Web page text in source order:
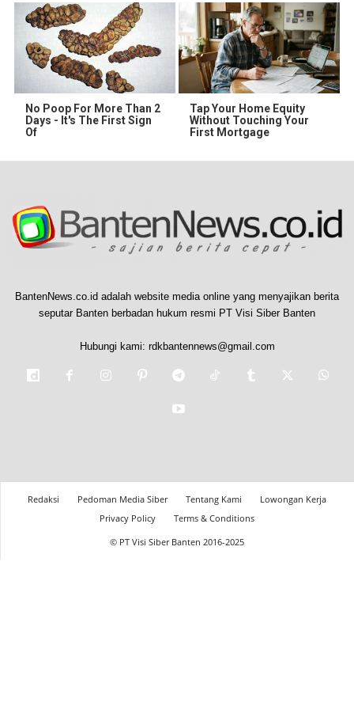
No Poop For More Than 2
Days - It's The First Sign
Of
Tap Your Home Equity
Without Touching Your
First Mortgage
BantenNews.co.id adalah website media online yang menyajikan berita
seputar Banten berbadan hukum resmi PT Visi Siber Banten
Hubungi kami: rdkbantennews@gmail.com
Redaksi Pedoman Media Siber Tentang Kami
Lowongan Kerja
Privacy Policy
Terms & Conditions
© PT Visi Siber Banten 2016-2025